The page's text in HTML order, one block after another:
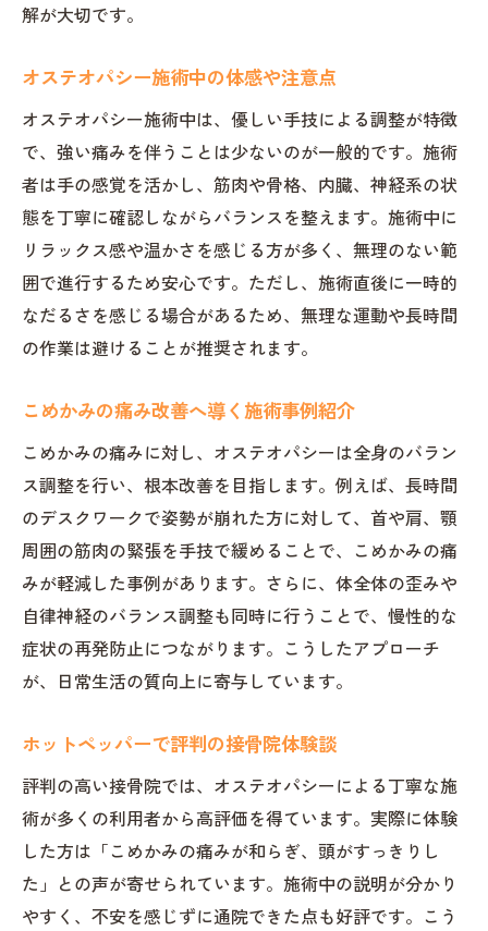
解が大切です。
オステオパシー施術中の体感や注意点
オステオパシー施術中は、優しい手技による調整が特徴
で、強い痛みを伴うことは少ないのが一般的です。施術
者は手の感覚を活かし、筋肉や骨格、内臓、神経系の状
態を丁寧に確認しながらバランスを整えます。施術中に
リラックス感や温かさを感じる方が多く、無理のない範
囲で進行するため安心です。ただし、施術直後に一時的
なだるさを感じる場合があるため、無理な運動や長時間
の作業は避けることが推奨されます。
こめかみの痛み改善へ導く施術事例紹介
こめかみの痛みに対し、オステオパシーは全身のバラン
ス調整を行い、根本改善を目指します。例えば、長時間
のデスクワークで姿勢が崩れた方に対して、首や肩、顎
周囲の筋肉の緊張を手技で緩めることで、こめかみの痛
みが軽減した事例があります。さらに、体全体の歪みや
自律神経のバランス調整も同時に行うことで、慢性的な
症状の再発防止につながります。こうしたアプローチ
が、日常生活の質向上に寄与しています。
ホットペッパーで評判の接骨院体験談
評判の高い接骨院では、オステオパシーによる丁寧な施
術が多くの利用者から高評価を得ています。実際に体験
した方は「こめかみの痛みが和らぎ、頭がすっきりし
た」との声が寄せられています。施術中の説明が分かり
やすく、不安を感じずに通院できた点も好評です。こう